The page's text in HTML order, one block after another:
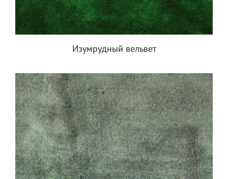
Изумрудный вельвет